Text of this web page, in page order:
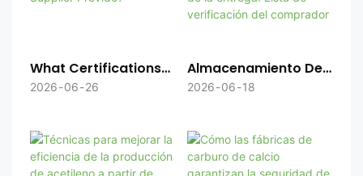
What Certifications
Should A Calcium
Provide?
2026 06 26
Almacenamiento De
Carburo De Calcio
Entrega: Lista De
Verificación Del
Comprador
2026 06 18